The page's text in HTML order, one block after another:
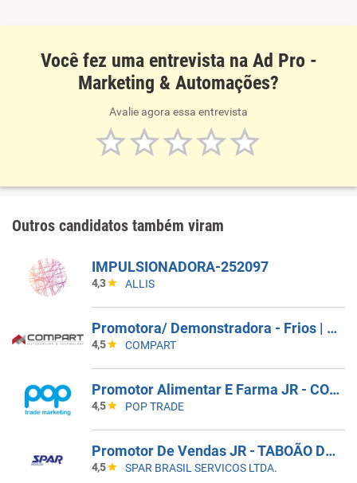
Você fez uma entrevista na Ad Pro -
Marketing & Automações?
Avalie agora essa entrevista
Outros candidatos também viram
IMPULSIONADORA-252097
4,3 ALLIS
Promotora/ Demonstradora - Frios | Jacareí (SP)
4,5 COMPART
Promotor Alimentar E Farma JR - COBERTURA DE AFASTAMENTO _ GUARULHOS_SP
4,5 POP TRADE
Promotor De Vendas JR - TABOÃO DA SERRA - COBERTURA DE FERIAS
4,5 SPAR BRASIL SERVICOS LTDA.